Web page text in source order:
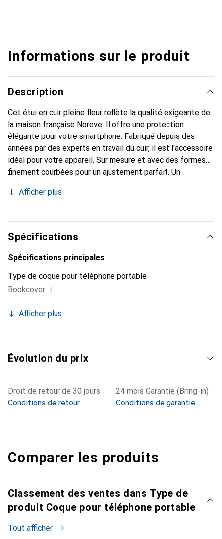
Informations sur le produit
Description
Cet étui en cuir pleine fleur reflète la qualité exigeante de
la maison française Noreve. Il offre une protection
élégante pour votre smartphone. Fabriqué depuis des
années par des experts en travail du cuir, il est l'accessoire
idéal pour votre appareil. Sur mesure et avec des formes
finement courbées pour un ajustement parfait. Un
smartphone. La marque Noreve est reconnue
reste toujours un bon choix pour le client exigeant.
Afficher plus
Spécifications
Spécifications principales
Type de coque pour téléphone portable
Bookcover i
Afficher plus
Évolution du prix
Droit de retour de 30 jours
Conditions de retour
24 mois Garantie (Bring-in)
Conditions de garantie
Comparer les produits
Classement des ventes dans Type de
produit Coque pour téléphone portable
Tout afficher